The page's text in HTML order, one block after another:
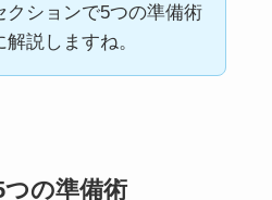
クションで5つの準備術
説しますね。
の準備術